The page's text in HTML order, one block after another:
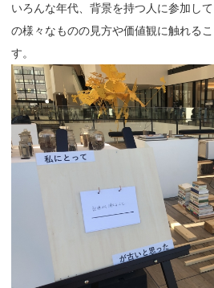
いろんな年代、背景を持つ人に参加し
の様々なものの見方や価値観に触れる
す。